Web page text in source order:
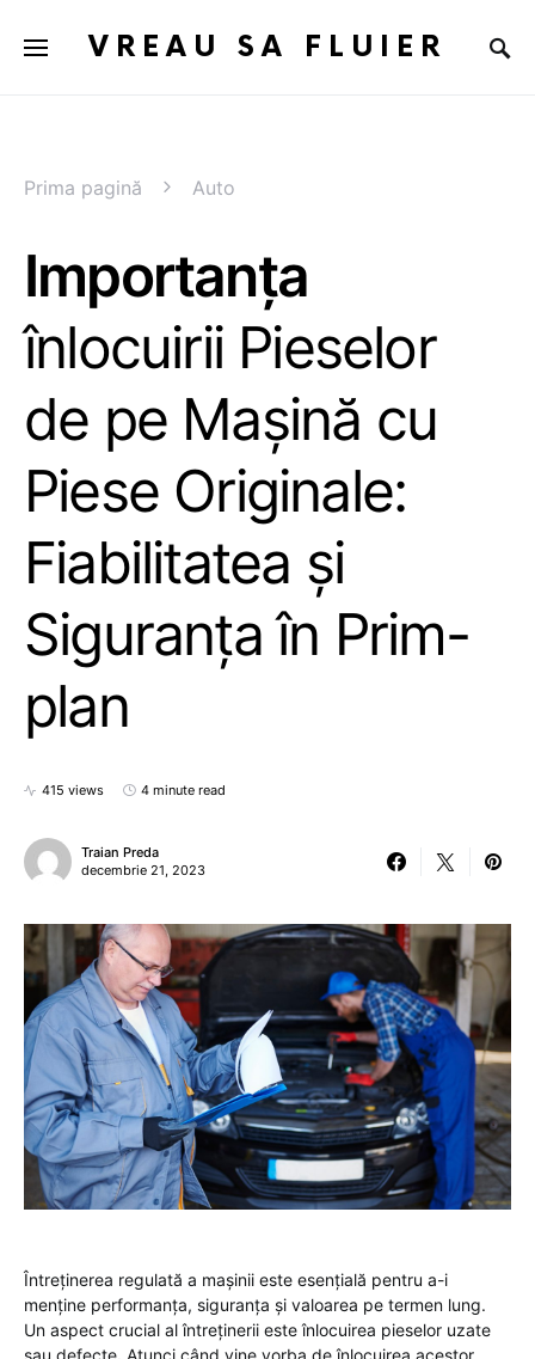
VREAU SA FLUIER
Prima pagină Auto
Importanța
înlocuirii Pieselor
de pe Mașină cu
Piese Originale:
Fiabilitatea și
Siguranța în Prim-
plan
415 views 4 minute read
Traian Preda
decembrie 21, 2023
Întreținerea regulată a mașinii este esențială pentru a-i
menține performanța, siguranța și valoarea pe termen lung.
Un aspect crucial al întreținerii este înlocuirea pieselor uzate